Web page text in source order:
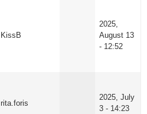
KissB
2025,
August 13
- 12:52
rita.foris
2025, July
3 - 14:23